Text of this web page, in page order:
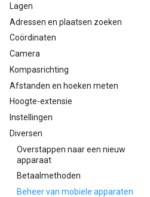
Lagen
Adressen en plaatsen zoeken
Coördinaten
Camera
Kompasrichting
Afstanden en hoeken meten
Hoogte-extensie
Instellingen
Diversen
Overstappen naar een nieuw
apparaat
Betaalmethoden
Beheer van mobiele apparaten